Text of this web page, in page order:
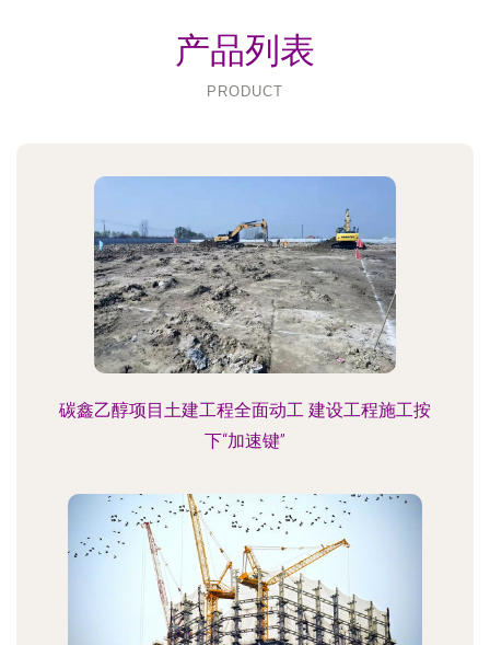
产品列表
PRODUCT
碳鑫乙醇项目土建工程全面动工 建设工程施工按
下“加速键”